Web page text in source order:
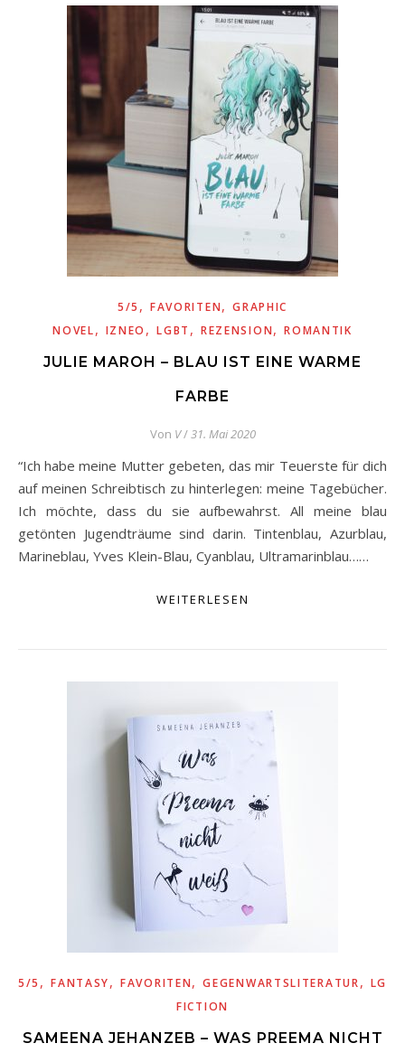
5/5 , FAVORITEN,GRAPHIC
NOVEL, IZNEO ,LGBT , REZENSION,ROMANTIK
JULIE MAROH – BLAU IST EINE WARME
FARBE
Von V/31. Mai 2020
“Ich habe meine Mutter gebeten, das mir Teuerste für dich
auf meinen Schreibtisch zu hinterlegen: meine Tagebücher.
Ich möchte, dass du sie aufbewahrst. All meine blau
getönten Jugendträume sind darin. Tintenblau, Azurblau,
Marineblau, Yves Klein-Blau, Cyanblau, Ultramarinblau……
WEITERLESEN
5/5 ,FANTASY,FAVORITEN,GEGENWARTSLITERATUR, LGBT
FICTION
SAMEENA JEHANZEB – WAS PREEMA NICHT